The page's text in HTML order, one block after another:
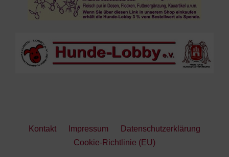
Kontakt Impressum
Datenschutzerklärung
Cookie-Richtlinie (EU)